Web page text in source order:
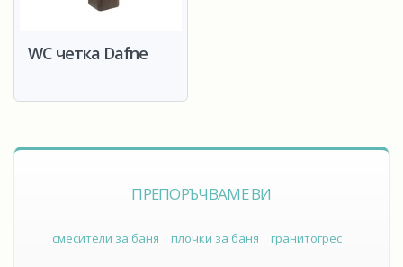
WC четка Dafne
ПРЕПОРЪЧВАМЕ ВИ
смесители за баня плочки за баня
гранитогрес